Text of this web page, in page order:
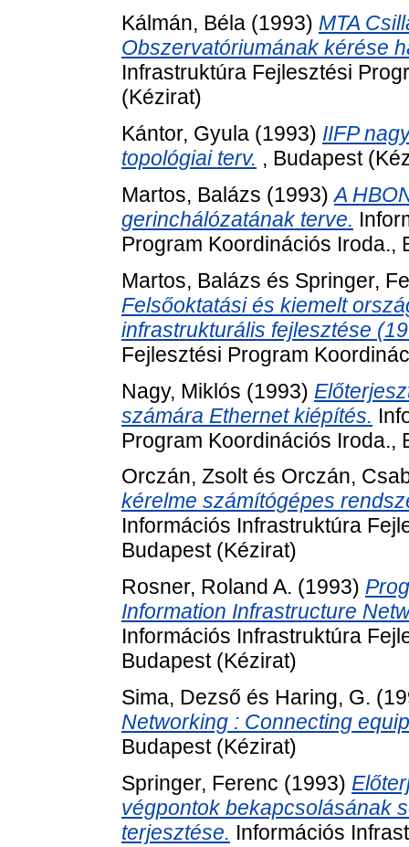
Kálmán, Béla (1993) MTA
Obszervatóriumának kérése
Infrastruktúra Fejlesztési
(Kézirat)
Kántor, Gyula (1993) IIFP
topológiai terv. , Budapest
Martos, Balázs (1993)A
gerinchálózatának terve.
Program Koordinációs Iroda.,
Martos, Balázs és Springer,
Felsőoktatási és kiemelt
infrastrukturális fejlesztése
Fejlesztési Program
Nagy, Miklós (1993)
számára Ethernet kiépítés.
Program Koordinációs Iroda.,
Orczán, Zsoltés Orczán,
kérelme számítógépes
Információs Infrastruktúra
Budapest (Kézirat)
Rosner, Roland A. (1993)
Information Infrastructure
Információs Infrastruktúra
Budapest (Kézirat)
Sima, Dezső és Haring, G.
Networking : Connecting
Budapest (Kézirat)
Springer, Ferenc (1993)
végpontok bekapcsolásának
terjesztése. Információs